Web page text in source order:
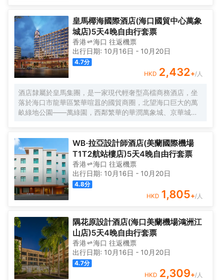
皇馬椰海國際酒店(海口國貿中心萬象
城店)5天4晚自由行套票
香港 海口 往返機票
出行日期: 10月16日 - 10月20日
4.7分
HKD 2,432+/人
酒店隸屬於皇馬集團，是一家現代輕奢型高檔商務酒店，坐
落於海口市龍華區繁華喧囂的國貿商圈，北望海口巨大的萬
畝綠地公園——萬綠園，西鄰繁華的華潤萬象城、京華城；
施齊備，分有四個”闖海人“浪潮階段講述闖海故事。智能化配
套設施，超大的落地飄窗，為每一位為海南自貿港商旅入住
的賓客營造温馨舒適的休憩環境。酒店設置了高雅別緻的鮮
倉餐廳和海南風味一品派茶樓，根植海南本士特色文化，以
闖海、南洋僑鄉元素相融合，打造格調雅緻的海南品質茶樓
引領者，專屬配套內含茶室的超大中餐包廂——海口港、洋
浦港、三亞港、自貿港等特色包間，是宴請和聚會優質的選
有異域風情的西式佳餚，在閒暇時光樂享美食美刻。為了滿
足更多商務需求，酒店設置了不同規格的多功能會議廳，可
容納200人以上宴會場地，配備現代智能會務設備，盡享高
效便捷商務。此外，酒店還設置了清新雅緻的棋牌包廂、海
景健身房、露天清吧等健身休閒娛樂配套，讓賓客逸享愜意
輕鬆之旅，體驗輕奢休閒旅遊的別樣意趣。
WB·拉亞設計師酒店(美蘭國際機場
T1T2航站樓店)5天4晚自由行套票
香港 海口 往返機票
出行日期: 10月16日 - 10月20日
4.8分
HKD 1,805+/人
隅花原設計酒店(海口美蘭機場鴻洲江
山店)5天4晚自由行套票
香港 海口 往返機票
出行日期: 10月16日 - 10月20日
4.7分
HKD 2,309+/人